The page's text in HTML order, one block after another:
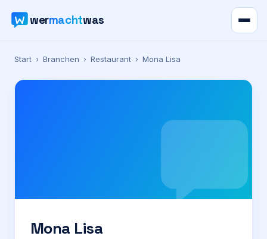
wermachtwas
Verzeichnis
Karte
Preise
Start › Branchen › Restaurant › Mona Lisa
Mona Lisa